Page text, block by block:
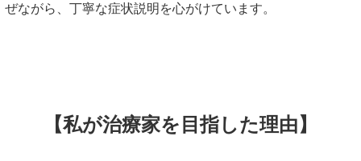
ぜながら、丁寧な症状説明を心がけています。
【私が治療家を目指した理由】